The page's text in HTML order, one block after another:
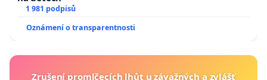
1 981 podpisů
Oznámení o transparentnosti
Zrušení promlčecích lhůt u závažných a zvlášť